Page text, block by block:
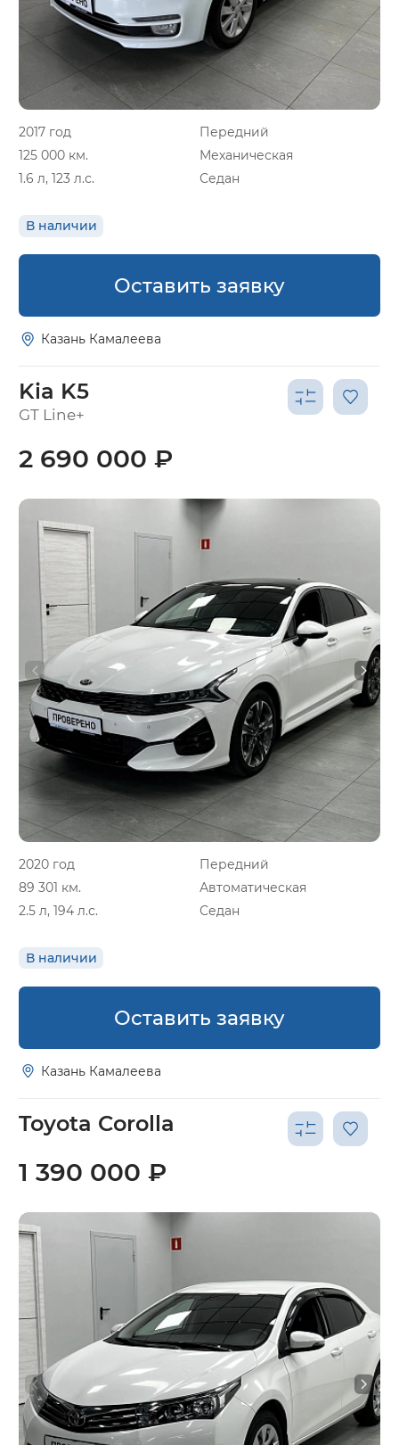
2017 год
Передний
125 000 км.
Механическая
1.6 л, 123 л.с.
Седан
В наличии
Оставить заявку
Казань Камалеева
Kia K5
GT Line+
2020 год
Передний
89 301 км.
Автоматическая
2.5 л, 194 л.с.
Седан
В наличии
2 690 000 ₽
Оставить заявку
Казань Камалеева
Toyota Corolla
1 390 000 ₽